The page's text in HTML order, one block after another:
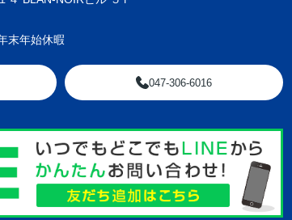
末年始休暇
047-306-6016